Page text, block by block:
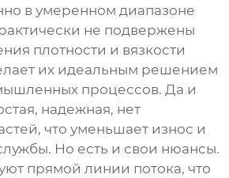
в умеренном диапазоне
не подвержены
плотности и вязкости
их идеальным решением
процессов. Да и
надежная, нет
что уменьшает износ и
Но есть и свои нюансы.
прямой линии потока, что